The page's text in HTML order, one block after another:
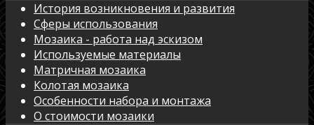
История возникновения и развития
Сферы использования
Мозаика - работа над эскизом
Используемые материалы
Матричная мозаика
Колотая мозаика
Особенности набора и монтажа
О стоимости мозаики